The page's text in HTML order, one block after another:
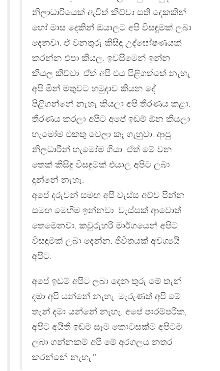
නිලාධාරියෙක් ඇවිත් කිව්වා සති දෙකකින්
හෝ මාස දෙකින් ඔයාලට අපි විසඳුමක් ලබා
දෙනවා. ඒ වනතුරු කිසිඳු උද්ඝෝෂණයක්
කරන්න එපා කියල. ඉවසීමෙන් ඉන්න
කියල කිව්වා. ඒත් අපි එය පිළිගත්තේ නැහැ.
අපි මින් මතුවට හමුදාව කියන දේ
පිළිගන්නේ නැහැ කියලා අපි තීරණය කළා.
තීරණය කරලා අපිට අපේ ඉඩම් ඕන කියලා
හැමෝම එකතු වෙලා කෑ ගැහුවා. ආපු
නිලධාරීන් හැමෝම ගියා. ඒත් මේ වන
තෙක් කිසිඳු විසඳුමක් එයාල අපිට ලබා
දුන්නේ නැහැ.
අපේ දරුවන් සමඟ අපි වැස්ස අව්ව පින්න
සමඟ මෙහිම ඉන්නවා. වැස්සක් ආවොත්
තෙමෙනවා. කවුරුහරි මාර්ගයෙන් අපිට
විසඳුමක් ලබා දෙන්න. ජීවිතයක් අවශ්‍යයි
අපිට.
අපේ ඉඩම් අපිට ලබා දෙන තුරු මේ තැන්
දමා අපි යන්නේ නැහැ. මැරුණත් අපි මේ
තැන් දමා යන්නේ නැහැ. අපේ පාරම්පරික,
අපිට අයිති ඉඩම් සෑම කොටසක්ම අපිටම
ලබා ගන්නකම් අපි මේ අරගලය නතර
කරන්නේ නැහැ.”